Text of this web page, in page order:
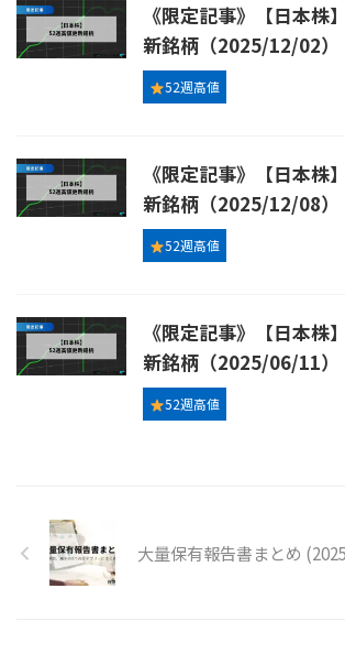
《限定記事》【日本株
新銘柄（2025/12/02）
52週高値
《限定記事》【日本株
新銘柄（2025/12/08）
52週高値
《限定記事》【日本株
新銘柄（2025/06/11）
52週高値
大量保有報告書まとめ